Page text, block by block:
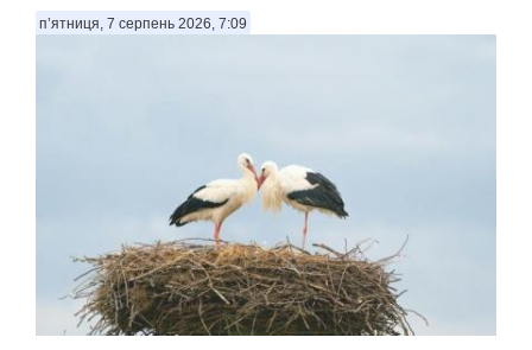
п’ятниця, 7 серпень 2026, 7:09